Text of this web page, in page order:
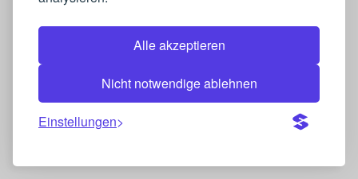
Alle akzeptieren
Nicht notwendige ablehnen
Einstellungen